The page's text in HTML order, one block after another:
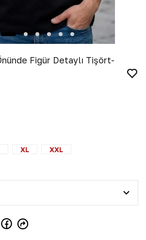
Figür Detaylı Tişört-
XL XXL